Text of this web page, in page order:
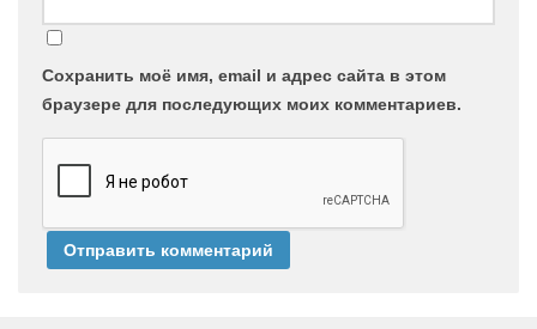
Сохранить моё имя, email и адрес сайта в этом
браузере для последующих моих комментариев.